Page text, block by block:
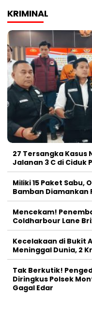
KRIMINAL
27 Tersangka Kasus
Jalanan 3 C di Ciduk
Miliki 15 Paket Sabu,
Bamban Diamankan
Mencekam!
Coldharbour Lane
Kecelakaan di Bukit
Meninggal Dunia, 2
Tak Berkutik!
Diringkus Polsek
Gagal Edar